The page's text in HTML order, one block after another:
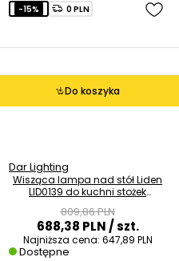
Do koszyka
-15% 0 PLN
Dar Lighting
Wisząca lampa nad stół Liden
LID0139 do kuchni stożek
809,86 PLN
688,38 PLN/ szt.
Najniższa cena: 647,89 PLN
Dostępne